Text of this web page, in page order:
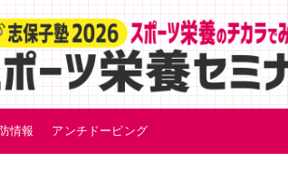
情報 アンチドーピング